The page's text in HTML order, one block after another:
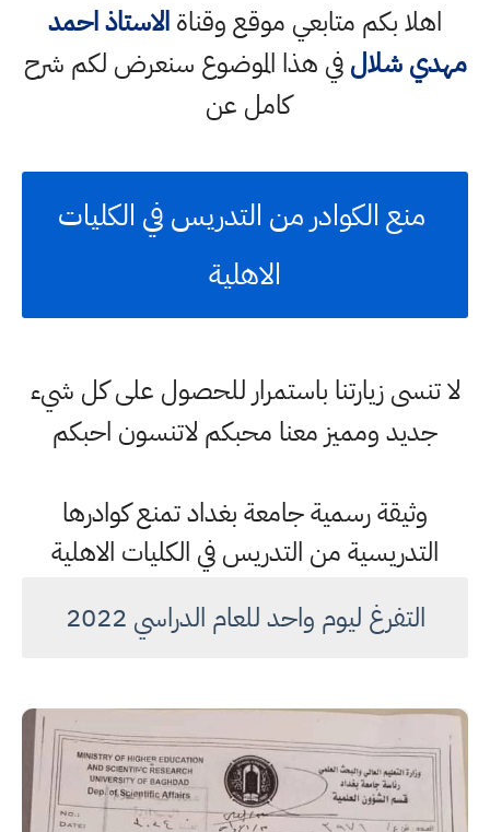
اهلا بكم متابعي موقع وقناةالاستاذ احمد
مهدي شلالفي هذا الموضوع سنعرض لكم شرح
كامل عن
منع الكوادر من التدريس في الكليات
الاهلية
لا تنسى زيارتنا باستمرار للحصول على كل شيء
جديد ومميز معنا محبكم لاتنسون احبكم
وثيقة رسمية جامعة بغداد تمنع كوادرها
التدريسية من التدريس في الكليات الاهلية
التفرغ ليوم واحد للعام الدراسي 2022